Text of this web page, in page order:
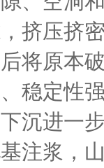
挤压挤
将原本
稳定性
沉进一
注浆，